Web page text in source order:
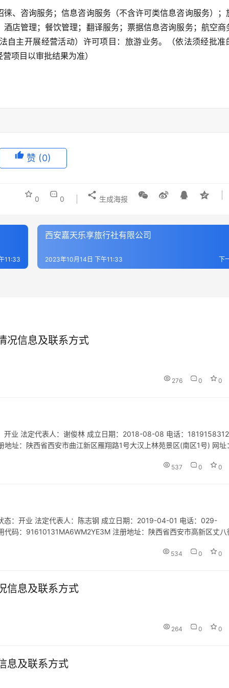
、咨询服务；信息咨询服务（不含许可类信息咨询服务）；
店管理；餐饮管理；翻译服务；票据信息咨询服务；航空商
自主开展经营活动）许可项目：旅游业务。（依法须经批准
项目以审批结果为准）
赞 (0)
0 0 生成海报
11:33
西安嘉天乐享旅行社有限公司
下
2023年10月14日 下午11:33
况信息及联系方式
276 0 0
开业 法定代表人：谢俊林 成立日期：2018-08-08 电话：
址：陕西省西安市曲江新区雁翔路1号大汉上林苑景区(南区1号) 网址
537 0 0
态：开业 法定代表人：陈志钢 成立日期：2019-04-01 电话：029-
码：91610131MA6WM2YE3M 注册地址：陕西省西安市高新区丈八
534 0 0
信息及联系方式
264 0 0
息及联系方式